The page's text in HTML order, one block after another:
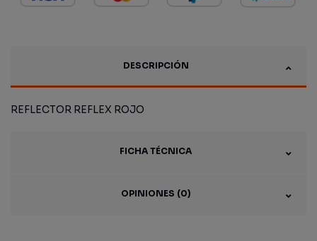
DESCRIPCIÓN
REFLECTOR REFLEX ROJO
FICHA TÉCNICA
OPINIONES (0)